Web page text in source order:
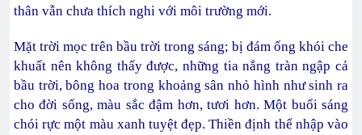
thân vẫn chưa thích nghi với môi trường mới.
Mặt trời mọc trên bầu trời trong sáng; bị đám ống khói che
khuất nên không thấy được, những tia nắng tràn ngập cả
bầu trời, bông hoa trong khoảng sân nhỏ hình như sinh ra
cho đời sống, màu sắc đậm hơn, tươi hơn. Một buổi sáng
chói rực một màu xanh tuyệt đẹp. Thiền định thể nhập vào